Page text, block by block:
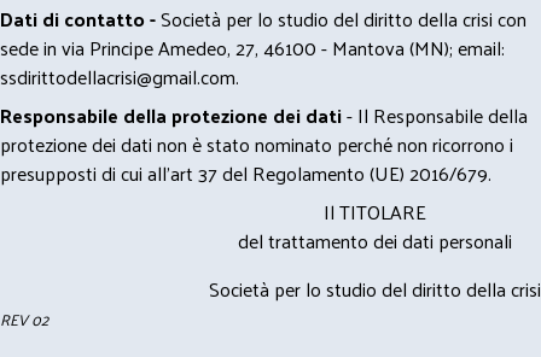
Dati di contatto -Società per lo studio del diritto della crisi con
sede in via Principe Amedeo, 27, 46100 - Mantova (MN); email:
ssdirittodellacrisi@gmail.com.
Responsabile della protezione dei dati- Il Responsabile della
protezione dei dati non è stato nominato perché non ricorrono i
presupposti di cui all’art 37 del Regolamento (UE) 2016/679.
Il TITOLARE
del trattamento dei dati personali
Società per lo studio del diritto della crisi
REV 02